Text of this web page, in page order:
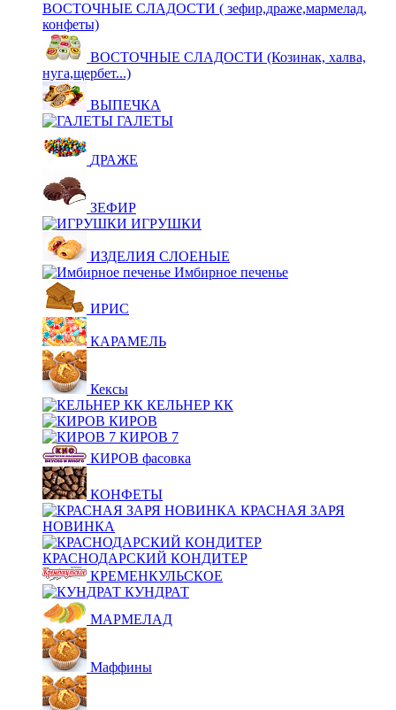
ВОСТОЧНЫЕ СЛАДОСТИ ( зефир,драже,мармелад,
конфеты)
ВОСТОЧНЫЕ СЛАДОСТИ (Козинак, халва,
нуга,щербет...)
ВЫПЕЧКА
ГАЛЕТЫ
ДРАЖЕ
ЗЕФИР
ИГРУШКИ
ИЗДЕЛИЯ СЛОЕНЫЕ
Имбирное печенье
ИРИС
КАРАМЕЛЬ
Кексы
КЕЛЬНЕР КК
КИРОВ
КИРОВ 7
КИРОВ фасовка
КОНФЕТЫ
КРАСНАЯ ЗАРЯ
НОВИНКА
КРАСНОДАРСКИЙ КОНДИТЕР
КРЕМЕНКУЛЬСКОЕ
КУНДРАТ
МАРМЕЛАД
Маффины